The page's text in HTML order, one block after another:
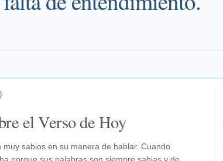
el Verso de Hoy
sabios en su manera de hablar. Cuando